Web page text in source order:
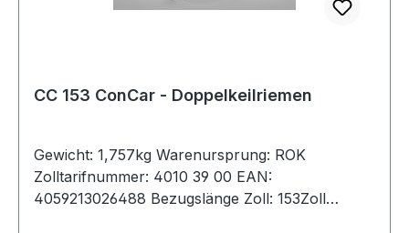
CC 153 ConCar - Doppelkeilriemen
Gewicht: 1,757kg Warenursprung: ROK
Zolltarifnummer: 4010 39 00 EAN:
4059213026488 Bezugslänge Zoll: 153Zoll